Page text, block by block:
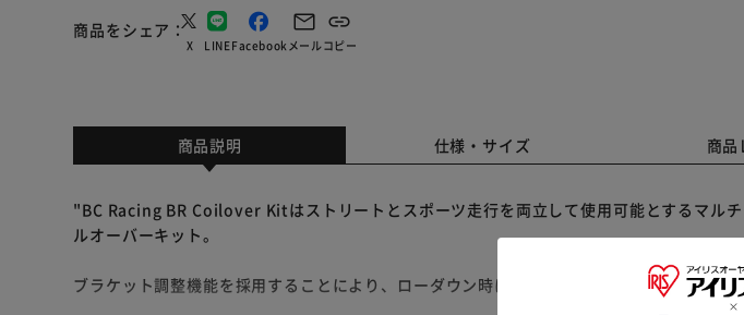
商品をシェア
X LINEFacebookメールコピー
商品説明 仕様・サイズ 商品
"BC Racing BR Coilover Kitはストリートとスポーツ走行を両立して使用可能とするマルチ
ルオーバーキット。
ブラケット調整機能を採用することにより、ローダウン時におこりがちなストローク不足を